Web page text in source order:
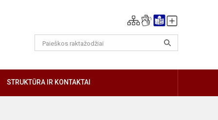
STRUKTŪRA IR KONTAKTAI